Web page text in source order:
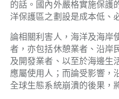
的話。國內外嚴格實施保護
洋保護區之劃設是成本低、
論相關利害人，海洋及海岸
者，亦包括休憩業者、沿岸
及開發業者、以至於海邊生
應屬使用人；而論受影響，
全球生態系統崩潰的後果，